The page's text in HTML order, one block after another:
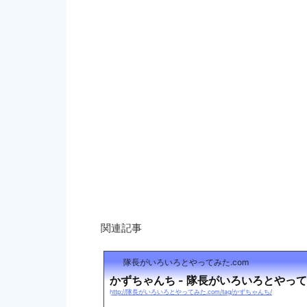
関連記事
隊長がいろいろとやってみた.com
かずちゃんち - 隊長がいろいろとやっ
http://隊長がいろいろとやってみた.com/tag/かずちゃんち/